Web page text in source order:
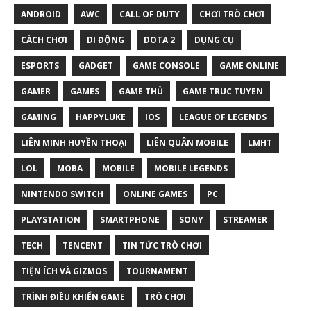
ANDROID AWC CALL OF DUTY CHƠI TRÒ CHƠI
CÁCH CHƠI DI ĐỘNG DOTA 2 DỤNG CỤ
ESPORTS GADGET GAME CONSOLE GAME ONLINE
GAMER GAMES GAME THỦ GAME TRUC TUYEN
GAMING HAPPYLUKE IOS LEAGUE OF LEGENDS
LIÊN MINH HUYỀN THOẠI LIÊN QUÂN MOBILE LMHT
LOL MOBA MOBILE MOBILE LEGENDS
NINTENDO SWITCH ONLINE GAMES PC
PLAYSTATION SMARTPHONE SONY STREAMER
TECH TENCENT TIN TỨC TRÒ CHƠI
TIỆN ÍCH VÀ GIZMOS TOURNAMENT
TRÌNH ĐIỀU KHIỂN GAME TRÒ CHƠI